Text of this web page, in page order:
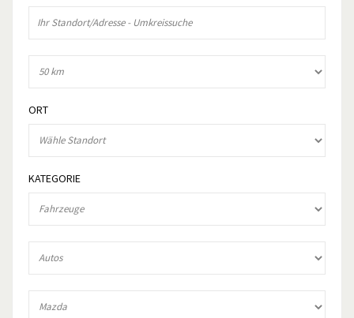
ORT
KATEGORIE